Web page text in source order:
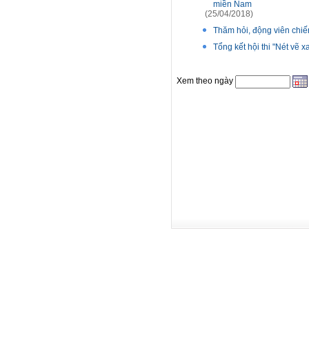
miền Nam
(25/04/2018)
Thăm hỏi, động viên
Tổng kết hội thi "Nét vẽ
Xem theo ngày